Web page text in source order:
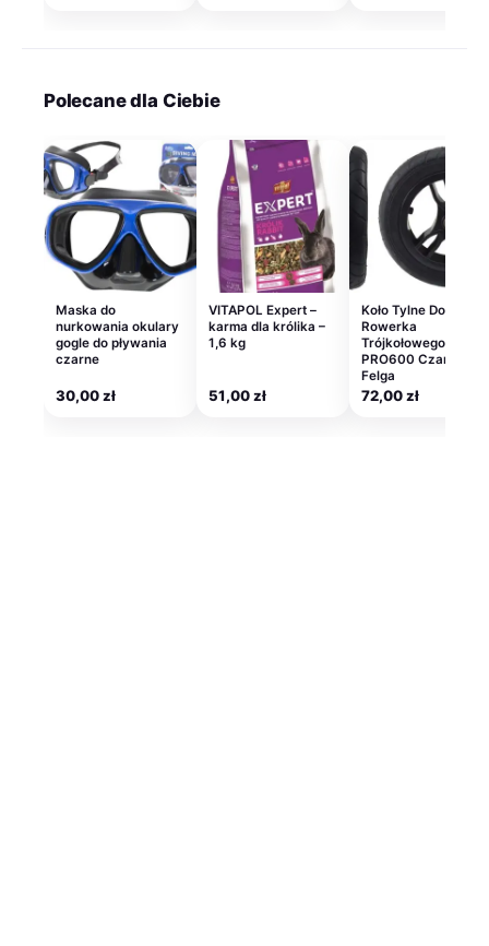
Polecane dla Ciebie
Maska do
nurkowania okulary
gogle do pływania
czarne
30,00zł
VITAPOL Expert –
karma dla królika –
1,6 kg
51,00zł
Koło Tylne Do
Rowerka
Trójkołowego
PRO600 Czarna
Felga
72,00zł